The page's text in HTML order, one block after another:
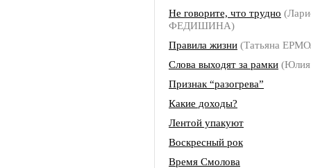
Не говорите, что трудно
ФЕДИШИНА)
Правила жизни (Татьяна
Слова выходят за рамки
Признак “разогрева”
Какие доходы?
Лентой упакуют
Воскресный рок
Время Смолова